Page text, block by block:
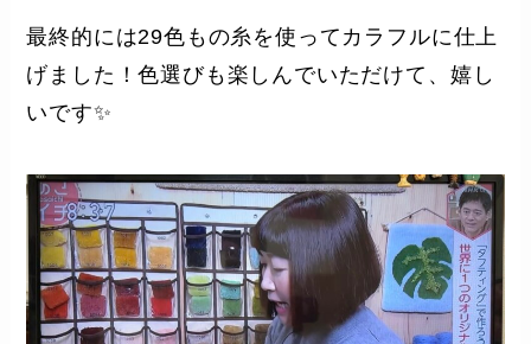
最終的には29色もの糸を使ってカラフルに仕上
げました！色選びも楽しんでいただけて、嬉し
いです✨️